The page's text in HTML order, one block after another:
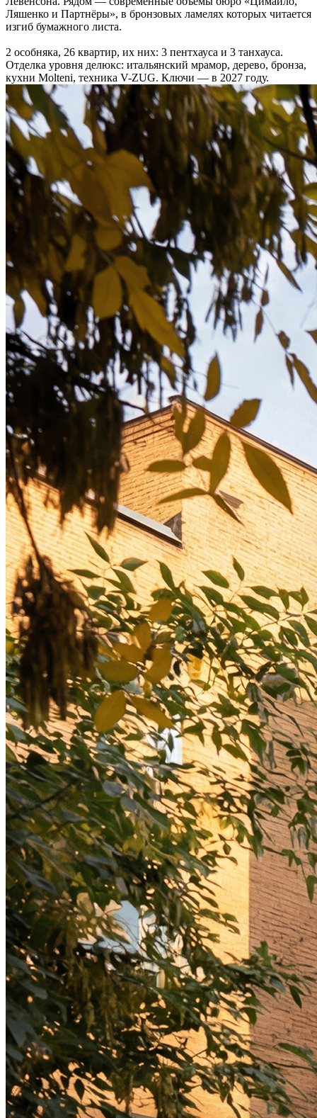
Ляшенко и Партнёры», в бронзовых ламелях которых читается
изгиб бумажного листа.
2 особняка, 26 квартир, их них: 3 пентхауса и 3 танхауса.
Отделка уровня делюкс: итальянский мрамор, дерево, бронза,
кухни Molteni, техника V-ZUG. Ключи — в 2027 году.